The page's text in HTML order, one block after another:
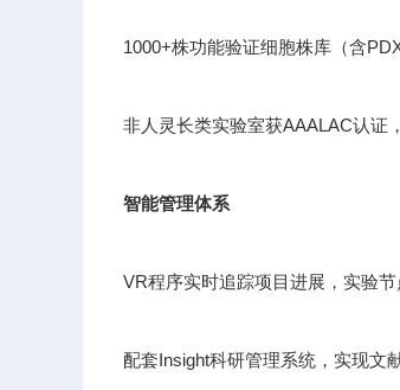
1000+株功能验证细胞株库（含
非人灵长类实验室获AAALAC认证
智能管理体系
VR程序实时追踪项目进展，实验
配套Insight科研管理系统，实现文